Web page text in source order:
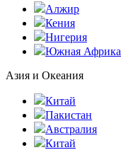
Алжир
Кения
Нигерия
Южная Африка
Азия и Океания
Китай
Пакистан
Австралия
Китай